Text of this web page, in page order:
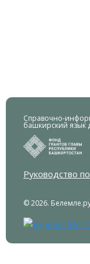
Справочно-
башкирский язык
Руководство
© 2026.